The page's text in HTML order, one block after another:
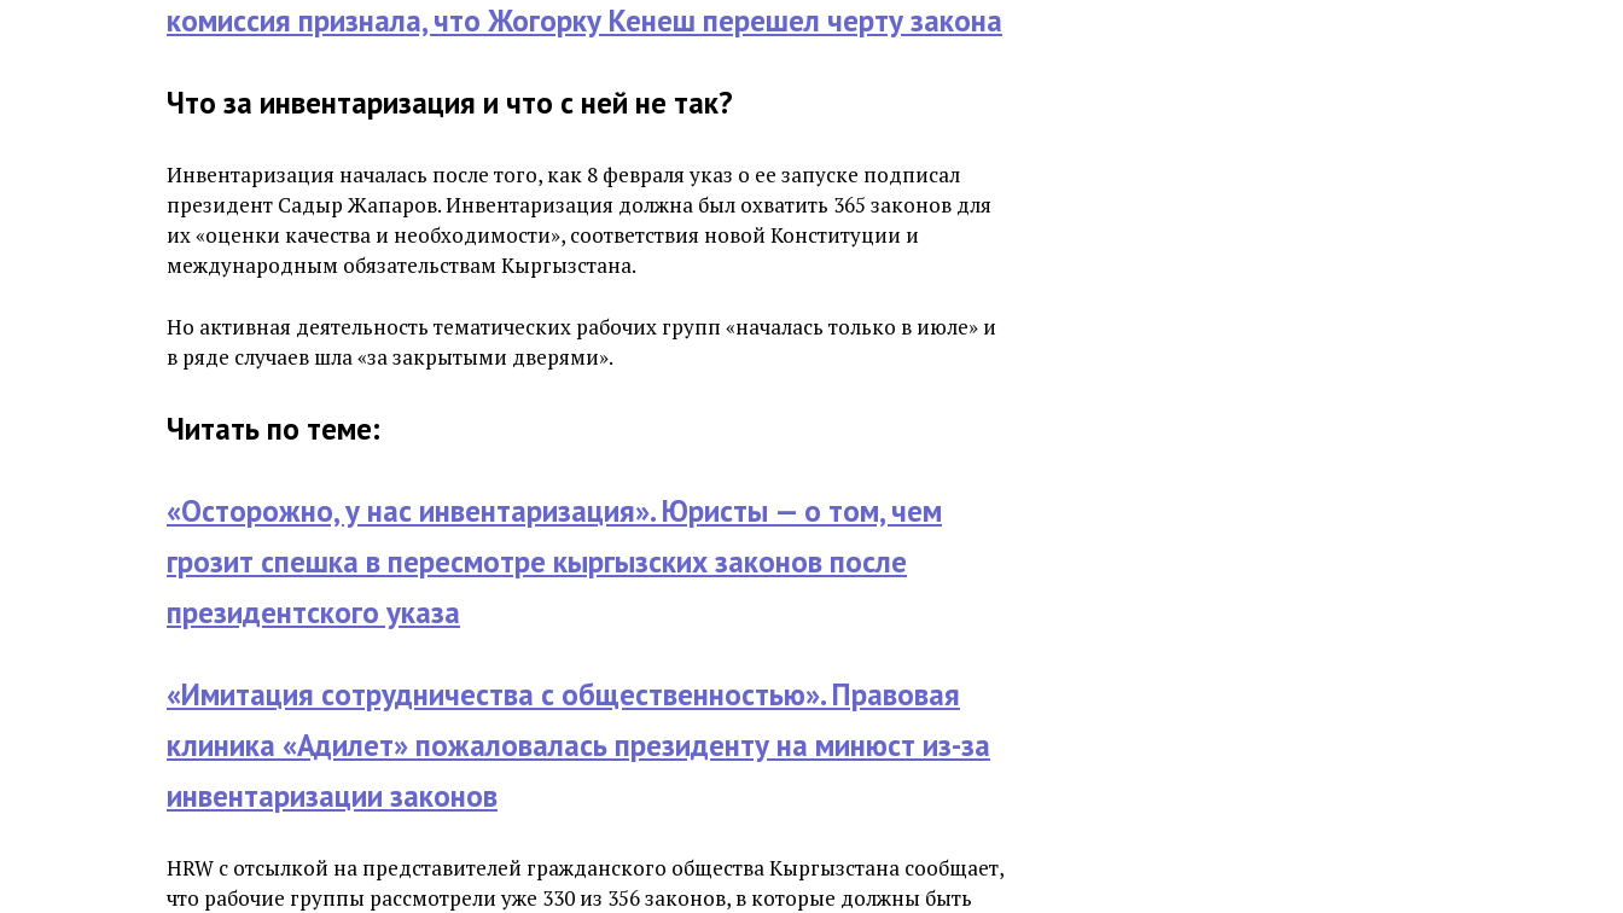
комиссия признала, что Жогорку Кенеш перешел черту закона
Что за инвентаризация и что с ней не так?
Инвентаризация началась после того, как 8 февраля указ о ее запуске подписал
президент Садыр Жапаров. Инвентаризация должна был охватить 365 законов для
их «оценки качества и необходимости», соответствия новой Конституции и
международным обязательствам Кыргызстана.
Но активная деятельность тематических рабочих групп «началась только в июле» и
в ряде случаев шла «за закрытыми дверями».
Читать по теме:
«Осторожно, у нас инвентаризация». Юристы — о том, чем
грозит спешка в пересмотре кыргызских законов после
президентского указа
«Имитация сотрудничества с общественностью». Правовая
клиника «Адилет» пожаловалась президенту на минюст из-за
инвентаризации законов
HRW с отсылкой на представителей гражданского общества Кыргызстана сообщает,
что рабочие группы рассмотрели уже 330 из 356 законов, в которые должны быть